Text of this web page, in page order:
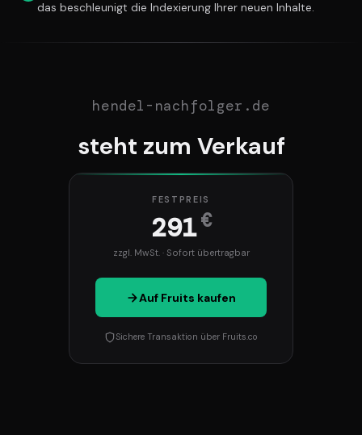
das beschleunigt die Indexierung Ihrer neuen Inhalte.
hendel-nachfolger.de
steht zum Verkauf
FESTPREIS
291€
zzgl. MwSt. · Sofort übertragbar
Auf Fruits kaufen
Sichere Transaktion über Fruits.co